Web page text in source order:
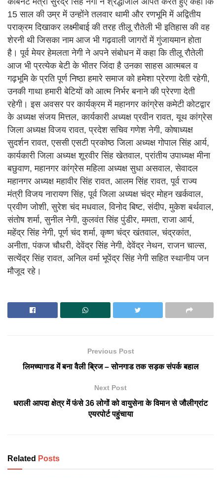
15 साल की उम्र में उन्होंने तलवार थामी और रणभूमि में अद्वितीय
पराक्रम दिखाकर लक्ष्मीबाई की तरह तीलू रौतेली भी इतिहास की वह
शेरनी थी जिसका नाम आज भी गढ़वाली जागरों में गुंजायमान होता
है। पूर्व मेयर हेमलता नेगी ने अपने संबोधन में कहा कि तीलू रौतेली
आज भी प्रत्येक बेटी के भीतर जिंदा है उनका साहस आत्मबल व
गढ़भूमि के प्रति पूर्ण निष्ठा हमारे समाज को हमेशा प्रेरणा देती रहेगी,
उनकी गाथा हमारी बेटियों को आत्म निर्भर बनाने की प्रेरणा देती
रहेगी। इस अवसर पर कार्यक्रम में महानगर कांग्रेस कमेटी कोटद्वार
के अध्यक्ष संजय मित्तल, कार्यकारी अध्यक्ष प्रवीन रावत, यूथ कांग्रेस
जिला अध्यक्ष विजय रावत, प्रदेश सचिव गणेश नेगी, कोषाध्यक्ष
सुदर्शन रावत, एससी एसटी प्रकोष्ठ जिला अध्यक्ष गोपाल सिंह आर्य,
कार्यकारी जिला अध्यक्ष शूरवीर सिंह खेतवाल, प्रांतीय उपाध्यक्ष मीना
बछुवाण, महानगर कांग्रेस महिला अध्यक्ष सुधा असवाल, सेवादल
महानगर अध्यक्ष महावीर सिंह रावत, आलम सिंह रावत, पूर्व राज्य
मंत्री विजय नारायण सिंह, पूर्व जिला अध्यक्ष चंद्र मोहन खर्कवाल,
प्रवीण जोशी, सुरेश चंद मधवाल, विनोद बिष्ट, संदीप, मुकेश बर्थवाल,
संतोष शर्मा, सुनील नेगी, कुलवंत सिंह पुंडीर, ममता, राजा आर्य,
महेंद्र सिंह नेगी, पूर्ण चंद शर्मा, कृष्ण चंद्र खंतवाल, चंद्रकांत,
अनीता, पंकज चौधरी, देवेंद्र सिंह नेगी, देवेंद्र नेथन, राजन चाल्स,
सत्येंद्र सिंह रावत, अनिल वर्मा भूपेंद्र सिंह नेगी सहित स्थानीय जन
मौजूद रहे।
Previous Post
लिमच्यागाड में बना वैली ब्रिज – सोनगाड तक सड़क संपर्क बहाल
Next Post
धराली आपदा क्षेत्र में फंसे 36 लोगों को वायुसेना के विमान से जौलीग्रांट
एयरपोर्ट पहुंचाया
Related Posts